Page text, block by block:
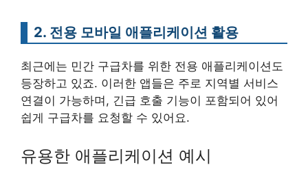
2. 전용 모바일 애플리케이션 활용
최근에는 민간 구급차를 위한 전용 애플리케이션도
등장하고 있죠. 이러한 앱들은 주로 지역별 서비스
연결이 가능하며, 긴급 호출 기능이 포함되어 있어
쉽게 구급차를 요청할 수 있어요.
유용한 애플리케이션 예시